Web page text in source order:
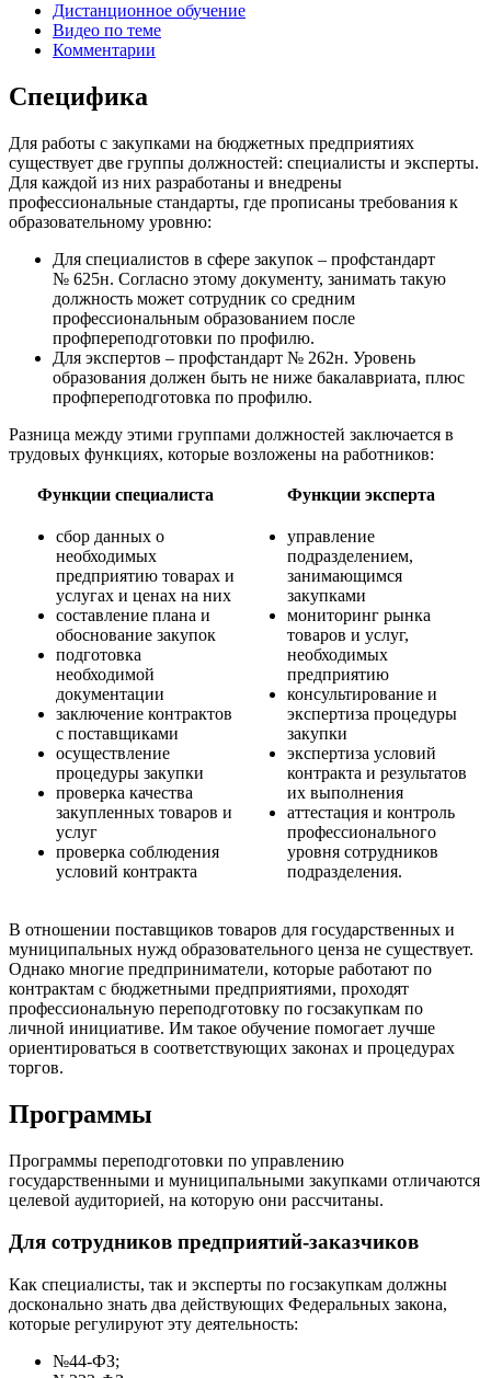
Дистанционное обучение
Видео по теме
Комментарии
Специфика
Для работы с закупками на бюджетных предприятиях
существует две группы должностей: специалисты и эксперты.
Для каждой из них разработаны и внедрены
профессиональные стандарты, где прописаны требования к
образовательному уровню:
Для специалистов в сфере закупок – профстандарт
№ 625н. Согласно этому документу, занимать такую
должность может сотрудник со средним
профессиональным образованием после
профпереподготовки по профилю.
Для экспертов – профстандарт № 262н. Уровень
образования должен быть не ниже бакалавриата, плюс
профпереподготовка по профилю.
Разница между этими группами должностей заключается в
трудовых функциях, которые возложены на работников:
Функции специалиста Функции эксперта
сбор данных о
необходимых
предприятию товарах и
услугах и ценах на них
составление плана и
обоснование закупок
подготовка
необходимой
документации
заключение контрактов
с поставщиками
осуществление
процедуры закупки
проверка качества
закупленных товаров и
услуг
проверка соблюдения
условий контракта
управление
подразделением,
занимающимся
закупками
мониторинг рынка
товаров и услуг,
необходимых
предприятию
консультирование и
экспертиза процедуры
закупки
экспертиза условий
контракта и результатов
их выполнения
аттестация и контроль
профессионального
уровня сотрудников
подразделения.
В отношении поставщиков товаров для государственных и
муниципальных нужд образовательного ценза не существует.
Однако многие предприниматели, которые работают по
контрактам с бюджетными предприятиями, проходят
профессиональную переподготовку по госзакупкам по
личной инициативе. Им такое обучение помогает лучше
ориентироваться в соответствующих законах и процедурах
торгов.
Программы
Программы переподготовки по управлению
государственными и муниципальными закупками отличаются
целевой аудиторией, на которую они рассчитаны.
Для сотрудников предприятий-заказчиков
Как специалисты, так и эксперты по госзакупкам должны
досконально знать два действующих Федеральных закона,
которые регулируют эту деятельность:
№44-ФЗ;